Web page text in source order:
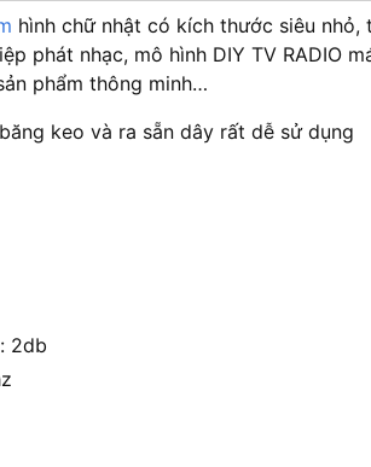
hình chữ nhật có kích thước siêu
phát nhạc, mô hình DIY TV RADIO
phẩm thông minh…
keo và ra sẵn dây rất dễ sử dụng
2db